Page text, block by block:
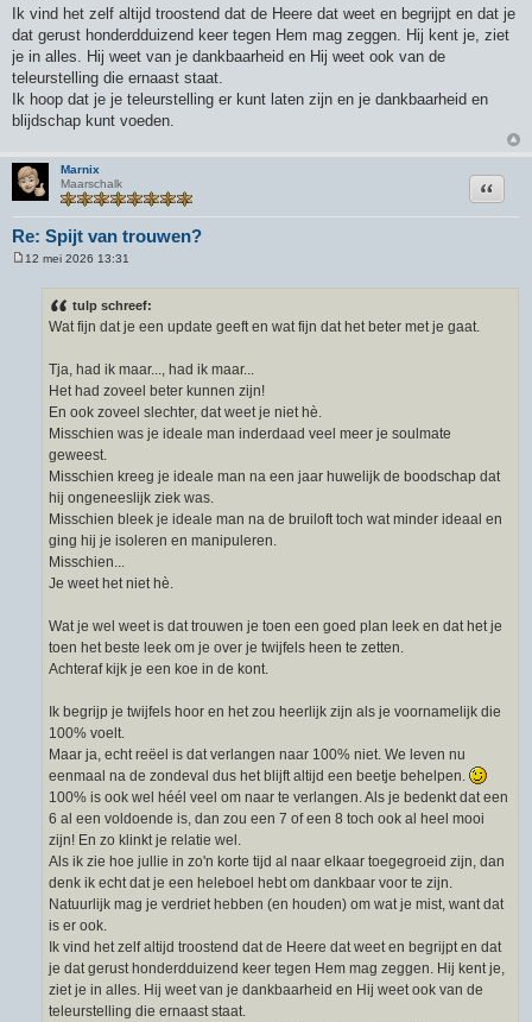
Ik vind het zelf altijd troostend dat de Heere dat weet en begrijpt en dat je
dat gerust honderdduizend keer tegen Hem mag zeggen. Hij kent je, ziet
je in alles. Hij weet van je dankbaarheid en Hij weet ook van de
teleurstelling die ernaast staat.
Ik hoop dat je je teleurstelling er kunt laten zijn en je dankbaarheid en
blijdschap kunt voeden.
Marnix
Maarschalk
Re: Spijt van trouwen?
Citeer
12 mei 2026 13:31
tulp schreef:
Wat fijn dat je een update geeft en wat fijn dat het beter met je gaat.
Tja, had ik maar..., had ik maar...
Het had zoveel beter kunnen zijn!
En ook zoveel slechter, dat weet je niet hè.
Misschien was je ideale man inderdaad veel meer je soulmate
geweest.
Misschien kreeg je ideale man na een jaar huwelijk de boodschap dat
hij ongeneeslijk ziek was.
Misschien bleek je ideale man na de bruiloft toch wat minder ideaal en
ging hij je isoleren en manipuleren.
Misschien...
Je weet het niet hè.
Wat je wel weet is dat trouwen je toen een goed plan leek en dat het je
toen het beste leek om je over je twijfels heen te zetten.
Achteraf kijk je een koe in de kont.
Ik begrijp je twijfels hoor en het zou heerlijk zijn als je voornamelijk die
100% voelt.
Maar ja, echt reëel is dat verlangen naar 100% niet. We leven nu
eenmaal na de zondeval dus het blijft altijd een beetje behelpen.
100% is ook wel héél veel om naar te verlangen. Als je bedenkt dat een
6 al een voldoende is, dan zou een 7 of een 8 toch ook al heel mooi
zijn! En zo klinkt je relatie wel.
Als ik zie hoe jullie in zo'n korte tijd al naar elkaar toegegroeid zijn, dan
denk ik echt dat je een heleboel hebt om dankbaar voor te zijn.
Natuurlijk mag je verdriet hebben (en houden) om wat je mist, want dat
is er ook.
Ik vind het zelf altijd troostend dat de Heere dat weet en begrijpt en dat
je dat gerust honderdduizend keer tegen Hem mag zeggen. Hij kent je,
ziet je in alles. Hij weet van je dankbaarheid en Hij weet ook van de
teleurstelling die ernaast staat.